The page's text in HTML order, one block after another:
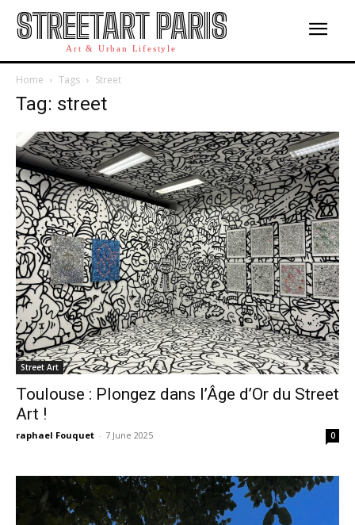
STREETART PARIS
Art & Urban Lifestyle
Home Tags Street
Tag: street
Street Art
Toulouse : Plongez dans l’Âge d’Or du Street
Art !
raphael Fouquet - 7 June 2025 0